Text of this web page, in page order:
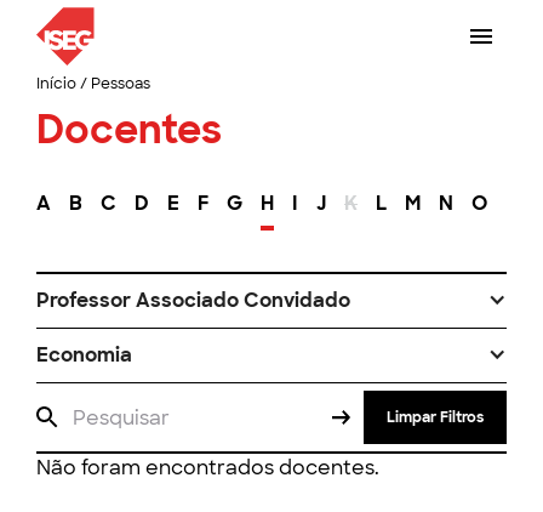
Início/ Pessoas
Docentes
A B C D E F G H I J K L M N O
Professor Associado Convidado
Economia
Limpar Filtros
Não foram encontrados docentes.